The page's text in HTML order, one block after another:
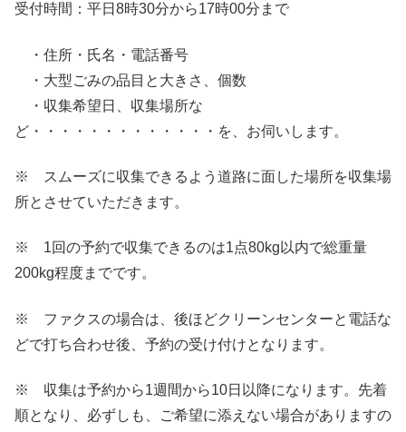
受付時間：平日8時30分から17時00分まで
・住所・氏名・電話番号
・大型ごみの品目と大きさ、個数
・収集希望日、収集場所な
ど・・・・・・・・・・・・・を、お伺いします。
※ スムーズに収集できるよう道路に面した場所を収集場
所とさせていただきます。
※ 1回の予約で収集できるのは1点80kg以内で総重量
200kg程度までです。
※ ファクスの場合は、後ほどクリーンセンターと電話な
どで打ち合わせ後、予約の受け付けとなります。
※ 収集は予約から1週間から10日以降になります。先着
順となり、必ずしも、ご希望に添えない場合がありますの